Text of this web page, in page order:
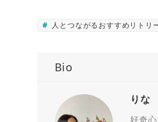
人とつながるおすすめリトリ
Bio
りな
好奇